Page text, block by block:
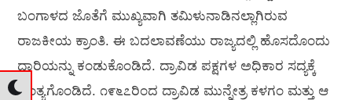
ಬಂಗಾಳದ ಜೊತೆಗೆ ಮುಖ್ಯವಾಗಿ ತಮಿಳುನಾಡಿನಲ್ಲಾಗಿರುವ
ರಾಜಕೀಯ ಕ್ರಾಂತಿ. ಈ ಬದಲಾವಣೆಯು ರಾಜ್ಯದಲ್ಲಿ ಹೊಸದೊಂದು
ದಾರಿಯನ್ನು ಕಂಡುಕೊಂಡಿದೆ. ದ್ರಾವಿಡ ಪಕ್ಷಗಳ ಅಧಿಕಾರ ಸದ್ಯಕ್ಕೆ
ಅಂತ್ಯಗೊಂಡಿದೆ. ೧೯೬೭ರಿಂದ ದ್ರಾವಿಡ ಮುನ್ನೇತ್ರ ಕಳಗಂ ಮತ್ತು ಆ